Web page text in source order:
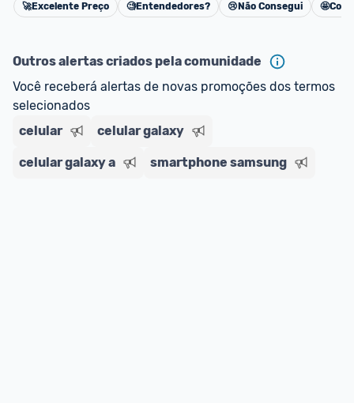
Cancelar
🚀Excelente Preço 🧐Entendedores? 😢 Não Consegui 🤩
Outros alertas criados pela comunidade
Você receberá alertas de novas promoções dos termos
selecionados
celular
celular galaxy
celular galaxy a smartphone samsung